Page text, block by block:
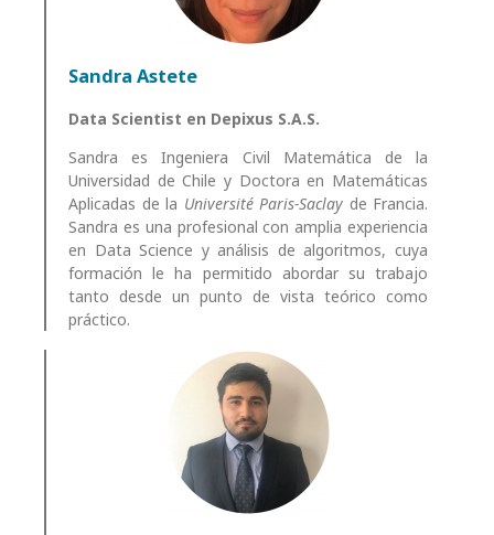
Sandra Astete
Data Scientist en Depixus S.A.S.
Sandra es Ingeniera Civil Matemática de la
Universidad de Chile y Doctora en Matemáticas
Aplicadas de la Université Paris-Saclay de Francia.
Sandra es una profesional con amplia experiencia
en Data Science y análisis de algoritmos, cuya
formación le ha permitido abordar su trabajo
tanto desde un punto de vista teórico como
práctico.